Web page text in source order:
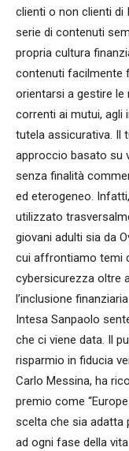
clienti o non clienti di
serie di contenuti
propria cultura
contenuti facilmente
orientarsi a gestire le
correnti ai mutui, agli
tutela assicurativa. Il
approccio basato su
senza finalità
ed eterogeneo.
utilizzato
giovani adulti sia da
cui affrontiamo temi
cybersicurezza oltre
l’inclusione
Intesa Sanpaolo
che ci viene data. Il
risparmio in fiducia
Carlo Messina, ha
premio come
scelta che sia adatta
ad ogni fase della